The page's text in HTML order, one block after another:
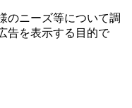
のニーズ等について調
告を表⽰する⽬的で